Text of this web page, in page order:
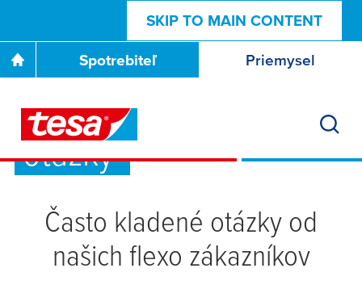
SKIP TO MAIN CONTENT
Spotrebiteľ Priemysel
Často kladené
otázky
Často kladené otázky od
našich flexo zákazníkov